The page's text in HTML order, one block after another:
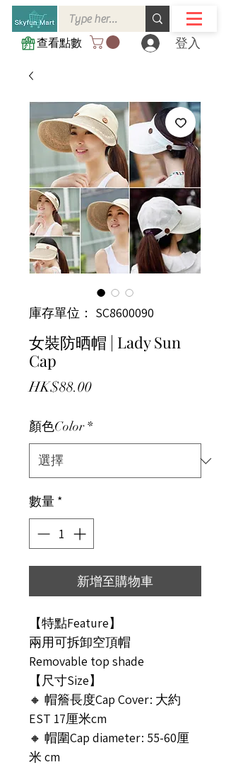
查看點數 登入
庫存單位： SC8600090
女裝防晒帽 | Lady Sun
Cap
HK$88.00價格
顏色Color *
數量 *
新增至購物車
【特點Feature】
兩用可拆卸空頂帽
Removable top shade
【尺寸Size】
🔸 帽簷長度Cap Cover: 大約
EST 17厘米cm
🔸 帽圍Cap diameter: 55-60厘
米 cm